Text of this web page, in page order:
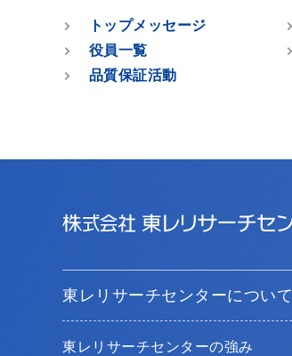
トップメッセージ
役員一覧
品質保証活動
東レリサーチセンターについて
東レリサーチセンターの強み